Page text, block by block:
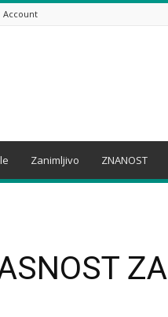
Account
Zanimljivo ZNANOST
ZA